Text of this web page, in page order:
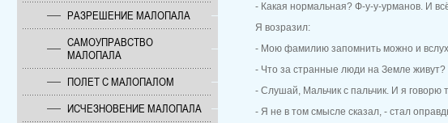
РАЗРЕШЕНИЕ МАЛОПАЛА
САМОУПРАВСТВО
МАЛОПАЛА
ПОЛЕТ С МАЛОПАЛОМ
ИСЧЕЗНОВЕНИЕ МАЛОПАЛА
- Какая нормальная? Ф-у-у-урманов. И
Я возразил:
- Мою фамилию запомнить можно и вслух
- Что за странные люди на Земле живут?
- Слушай, Мальчик с пальчик. И я говорю
- Я не в том смысле сказал, - стал